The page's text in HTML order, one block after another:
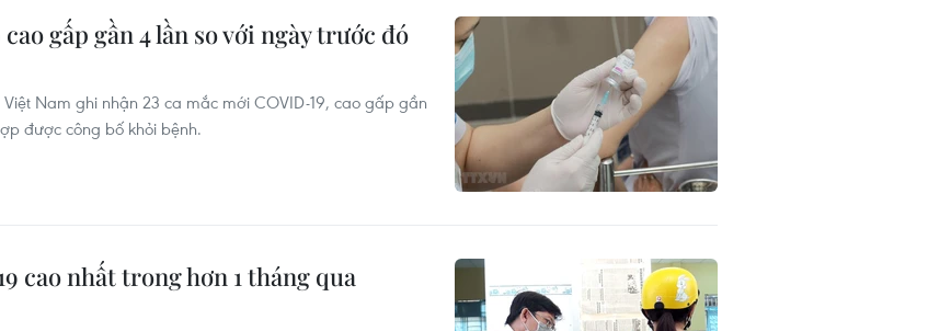
gấp gần 4 lần so với ngày trước đó
Nam ghi nhận 23 ca mắc mới COVID-19, cao gấp gần
được công bố khỏi bệnh.
cao nhất trong hơn 1 tháng qua